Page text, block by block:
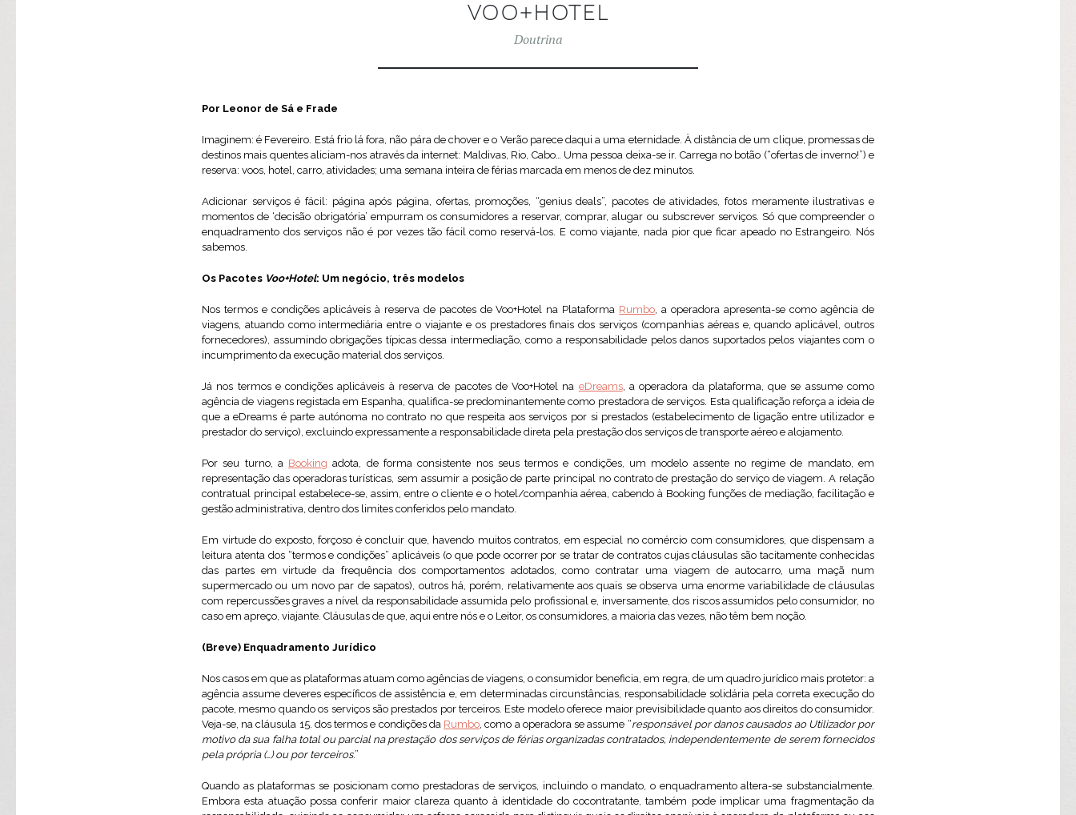
VOO+HOTEL
Doutrina
Por Leonor de Sá e Frade
Imaginem: é Fevereiro. Está frio lá fora, não pára de chover e o Verão parece daqui a uma eternidade. À distância de um clique, promessas de
destinos mais quentes aliciam-nos através da internet: Maldivas, Rio, Cabo… Uma pessoa deixa-se ir. Carrega no botão (“ofertas de inverno!”) e
reserva: voos, hotel, carro, atividades; uma semana inteira de férias marcada em menos de dez minutos.
Adicionar serviços é fácil: página após página, ofertas, promoções, “genius deals”, pacotes de atividades, fotos meramente ilustrativas e
momentos de ‘decisão obrigatória’ empurram os consumidores a reservar, comprar, alugar ou subscrever serviços. Só que compreender o
enquadramento dos serviços não é por vezes tão fácil como reservá-los. E como viajante, nada pior que ficar apeado no Estrangeiro. Nós
sabemos.
Os Pacotes Voo+Hotel: Um negócio, três modelos
Nos termos e condições aplicáveis à reserva de pacotes de Voo+Hotel na Plataforma Rumbo, a operadora apresenta-se como agência de
viagens, atuando como intermediária entre o viajante e os prestadores finais dos serviços (companhias aéreas e, quando aplicável, outros
fornecedores), assumindo obrigações típicas dessa intermediação, como a responsabilidade pelos danos suportados pelos viajantes com o
incumprimento da execução material dos serviços.
Já nos termos e condições aplicáveis à reserva de pacotes de Voo+Hotel na eDreams, a operadora da plataforma, que se assume como
agência de viagens registada em Espanha, qualifica-se predominantemente como prestadora de serviços. Esta qualificação reforça a ideia de
que a eDreams é parte autónoma no contrato no que respeita aos serviços por si prestados (estabelecimento de ligação entre utilizador e
prestador do serviço), excluindo expressamente a responsabilidade direta pela prestação dos serviços de transporte aéreo e alojamento.
Por seu turno, a Booking adota, de forma consistente nos seus termos e condições, um modelo assente no regime de mandato, em
representação das operadoras turísticas, sem assumir a posição de parte principal no contrato de prestação do serviço de viagem. A relação
contratual principal estabelece-se, assim, entre o cliente e o hotel/companhia aérea, cabendo à Booking funções de mediação, facilitação e
gestão administrativa, dentro dos limites conferidos pelo mandato.
Em virtude do exposto, forçoso é concluir que, havendo muitos contratos, em especial no comércio com consumidores, que dispensam a
leitura atenta dos “termos e condições” aplicáveis (o que pode ocorrer por se tratar de contratos cujas cláusulas são tacitamente conhecidas
das partes em virtude da frequência dos comportamentos adotados, como contratar uma viagem de autocarro, uma maçã num
supermercado ou um novo par de sapatos), outros há, porém, relativamente aos quais se observa uma enorme variabilidade de cláusulas
com repercussões graves a nível da responsabilidade assumida pelo profissional e, inversamente, dos riscos assumidos pelo consumidor, no
caso em apreço, viajante. Cláusulas de que, aqui entre nós e o Leitor, os consumidores, a maioria das vezes, não têm bem noção.
(Breve) Enquadramento Jurídico
Nos casos em que as plataformas atuam como agências de viagens, o consumidor beneficia, em regra, de um quadro jurídico mais protetor: a
agência assume deveres específicos de assistência e, em determinadas circunstâncias, responsabilidade solidária pela correta execução do
pacote, mesmo quando os serviços são prestados por terceiros. Este modelo oferece maior previsibilidade quanto aos direitos do consumidor.
Veja-se, na cláusula 15. dos termos e condições da Rumbo, como a operadora se assume “responsável por danos causados ao Utilizador por
motivo da sua falha total ou parcial na prestação dos serviços de férias organizadas contratados, independentemente de serem fornecidos
pela própria (…) ou por terceiros.”
Quando as plataformas se posicionam como prestadoras de serviços, incluindo o mandato, o enquadramento altera-se substancialmente.
Embora esta atuação possa conferir maior clareza quanto à identidade do cocontratante, também pode implicar uma fragmentação da